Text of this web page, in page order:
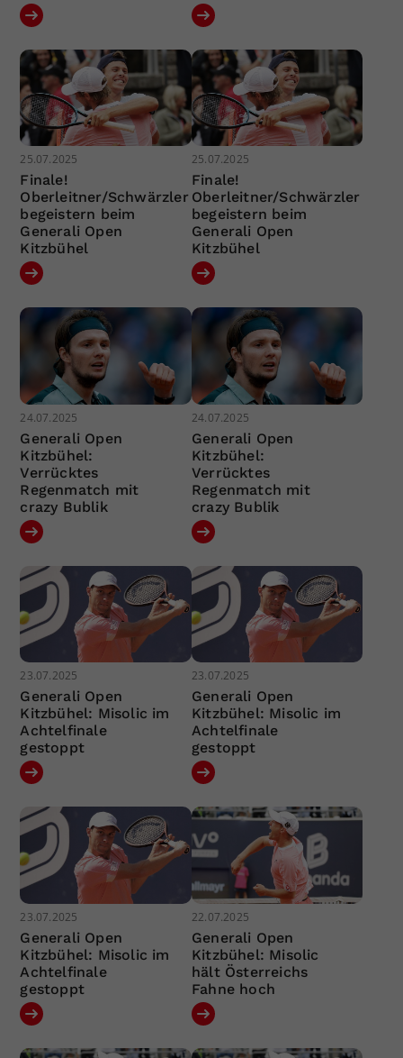
25.07.2025
Finale!
Oberleitner/Schwärzler
begeistern beim
Generali Open
Kitzbühel
25.07.2025
Finale!
Oberleitner/Schwärzler
begeistern beim
Generali Open
Kitzbühel
24.07.2025
Generali Open
Kitzbühel:
Verrücktes
Regenmatch mit
crazy Bublik
24.07.2025
Generali Open
Kitzbühel:
Verrücktes
Regenmatch mit
crazy Bublik
23.07.2025
Generali Open
Kitzbühel: Misolic im
Achtelfinale
gestoppt
23.07.2025
Generali Open
Kitzbühel: Misolic im
Achtelfinale
gestoppt
23.07.2025
Generali Open
Kitzbühel: Misolic im
Achtelfinale
gestoppt
22.07.2025
Generali Open
Kitzbühel: Misolic
hält Österreichs
Fahne hoch